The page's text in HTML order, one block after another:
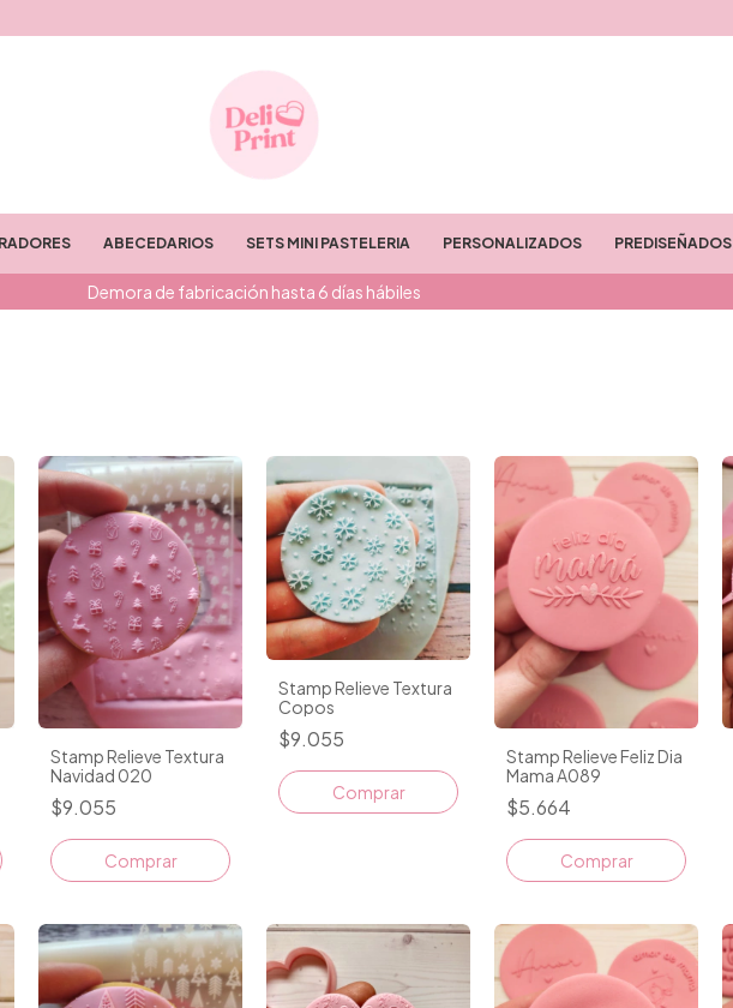
Demora de fabricación hasta 6 días hábiles
ABECEDARIOS SETS MINI PASTELERIA PERSONALIZADOS PREDISEÑADOS
Stamp Relieve Textura
Navidad 020
$9.055
Comprar
Stamp Relieve Textura
Copos
$9.055
Comprar
Stamp Relieve Feliz Dia
Mama A089
$5.664